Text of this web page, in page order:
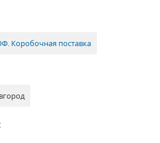
Коробочная поставка